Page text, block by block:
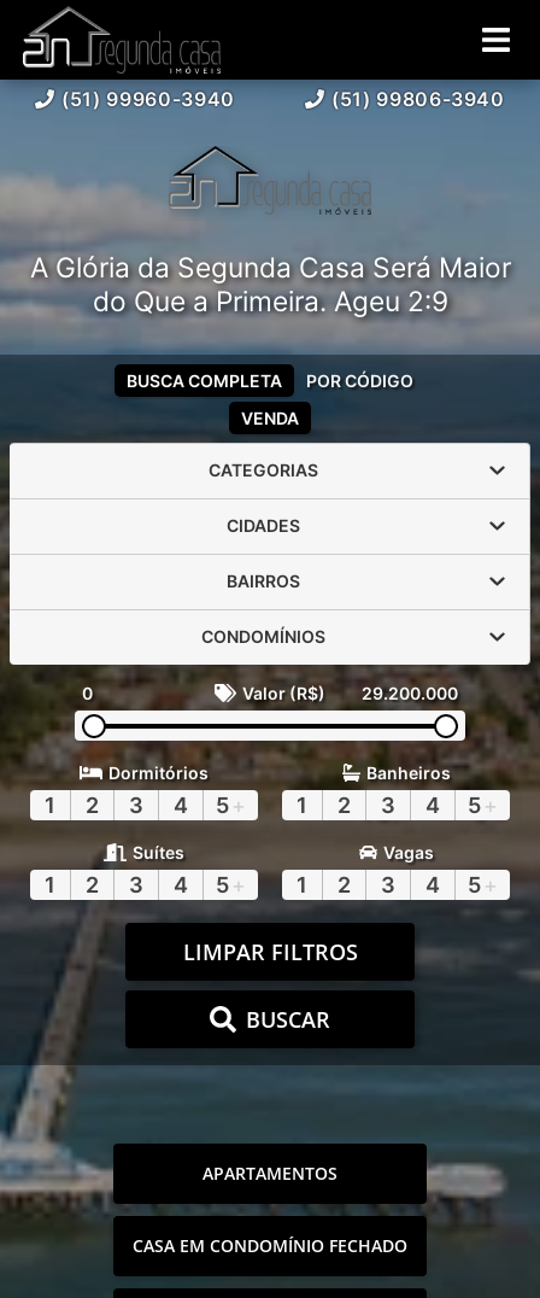
(51) 99960-3940 (51) 99806-3940
A Glória da Segunda Casa Será Maior
do Que a Primeira. Ageu 2:9
VENDA
BUSCA COMPLETA POR CÓDIGO
CATEGORIAS
CIDADES
BAIRROS
CONDOMÍNIOS
0 Valor (R$) 29.200.000
Dormitórios
1 2 3 4 5+
Banheiros
1 2 3 4 5+
Suítes
1 2 3 4 5+
Vagas
1 2 3 4 5+
LIMPAR FILTROS
BUSCAR
APARTAMENTOS
CASA EM CONDOMÍNIO FECHADO